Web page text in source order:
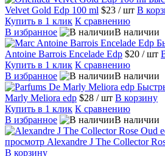
Velvet Gold Edp 100 ml $23 / шт В
Купить в 1 клик К сравнению
В избранное
В наличии
Antoine Barrois Encelade Edp $20 / шт
Купить в 1 клик К сравнению
В избранное
В наличии
Marly Meliora edp $28 / шт В корзину
Купить в 1 клик К сравнению
В избранное
В наличии
просмотр Alexandre J The Collector
В корзину